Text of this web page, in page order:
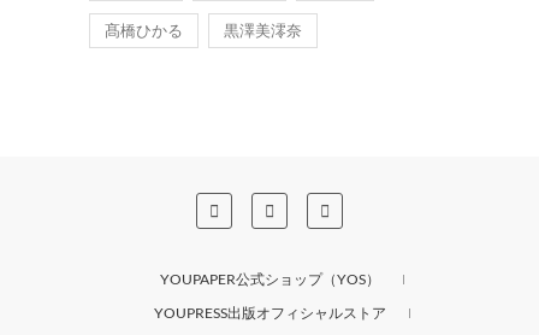
髙橋ひかる 黒澤美澪奈
YOUPAPER公式ショップ（YOS）
YOUPRESS出版オフィシャルストア